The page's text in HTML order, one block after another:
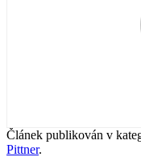
Článek publikován v
Pittner.